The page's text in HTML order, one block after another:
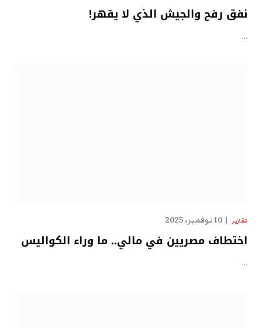
نفق رفح والجيش الذي لا يقهر!
…
تقارير 10 نوفمبر، 2025
اختطاف مصريين في مالي.. ما وراء الكواليس
…